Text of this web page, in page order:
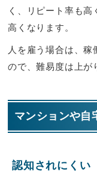
く、リピート率も
高くなります。
人を雇う場合は、
ので、難易度は上が
マンションや自
認知されにくい